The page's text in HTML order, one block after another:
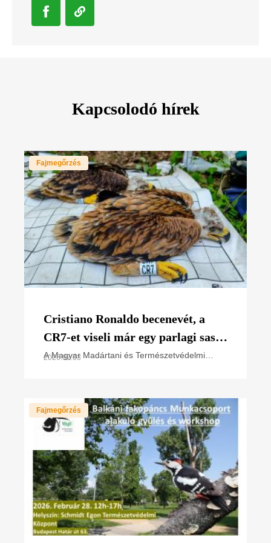
Kapcsolodó hírek
Fajmegőrzés
Cristiano Ronaldo becenevét, a
CR7-et viseli már egy parlagi sas
fióka is
A Magyar Madártani és Természetvédelmi
2026.07.03
Fajmegőrzés